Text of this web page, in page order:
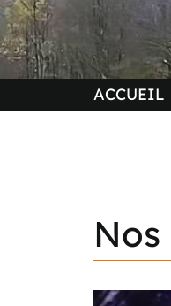
ACCUEIL
Nos